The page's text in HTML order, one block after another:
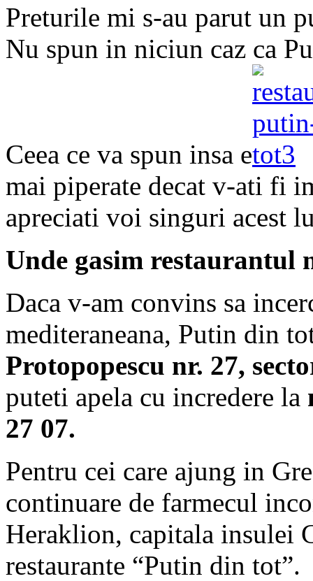
Preturile mi s-au parut un
Nu spun in niciun caz ca
Ceea ce va spun insa e
mai piperate decat v-ati fi
apreciati voi singuri acest
Unde gasim restaurantul
Daca v-am convins sa
mediteraneana, Putin din
Protopopescu nr. 27,
puteti apela cu incredere la
27 07.
Pentru cei care ajung in
continuare de farmecul
Heraklion, capitala insulei
restaurante “Putin din tot”.